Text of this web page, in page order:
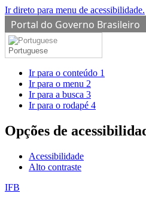
Ir direto para menu de acessibilidade.
Portal do Governo Brasileiro
Portuguese
Ir para o conteúdo 1
Ir para o menu 2
Ir para a busca 3
Ir para o rodapé 4
Opções de
Acessibilidade
Alto contraste
IFB